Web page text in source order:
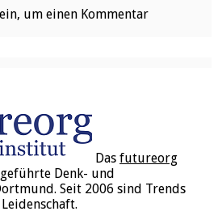
um einen Kommentar
Das futureorg
Denk- und
Seit 2006 sind Trends